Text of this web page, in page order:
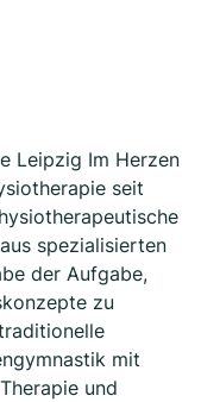
Leipzig Im Herzen
seit
spezialisierten
der Aufgabe,
zu
mit
und